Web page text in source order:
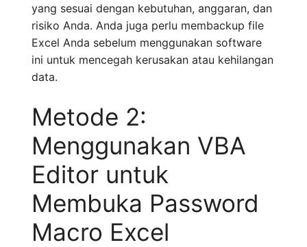
yang sesuai dengan kebutuhan, anggaran, dan
risiko Anda. Anda juga perlu membackup file
Excel Anda sebelum menggunakan software
ini untuk mencegah kerusakan atau kehilangan
data.
Metode 2:
Menggunakan VBA
Editor untuk
Membuka Password
Macro Excel